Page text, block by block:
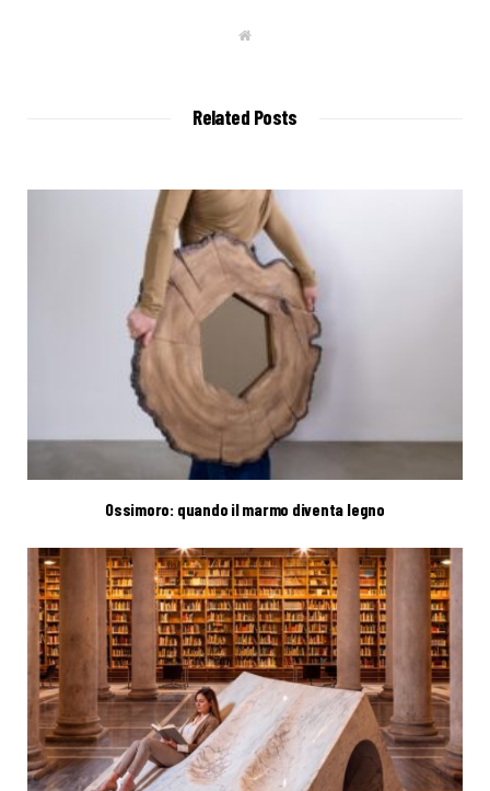
W
Related Posts
Ossimoro: quando il marmo diventa legno